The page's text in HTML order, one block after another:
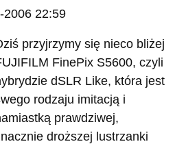
2006 22:59
przyjrzymy się nieco bliżej
FinePix S5600, czyli
dSLR Like, która jest
rodzaju imitacją i
prawdziwej,
droższej lustrzanki